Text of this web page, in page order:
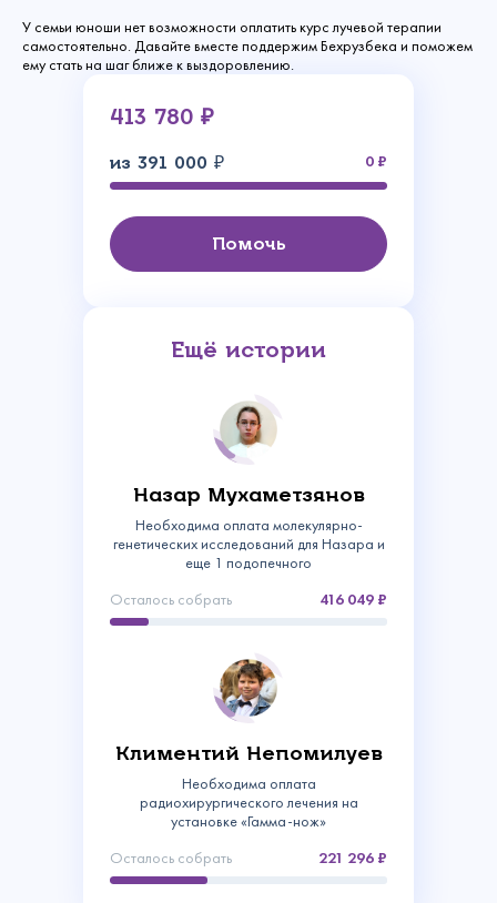
У семьи юноши нет возможности оплатить курс лучевой терапии
самостоятельно. Давайте вместе поддержим Бехрузбека и поможем
ему стать на шаг ближе к выздоровлению.
413 780 ₽
из 391 000 ₽ 0
Помочь
Ещё истории
Назар Мухаметзянов
Необходима оплата молекулярно-
генетических исследований для Назара и
еще 1 подопечного
Осталось собрать
416 049
Климентий Непомилуев
Необходима оплата
радиохирургического лечения на
установке «Гамма-нож»
Осталось собрать
221 296
Спасибо!
Создать аккаунт
Войти
Связаться с
нами
Сделать пожертвование